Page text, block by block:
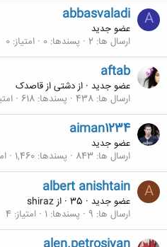
A
abbasvaladi
عضو جدید
ارسال ها 2 پسندها 0 امتیاز 0
aftab
عضو جدید · ازدشتی از قاصدک
ارسال ها 438 پسندها 618
aiman1234
عضو جدید
ارسال ها 843 پسندها 1,460
A
albert anishtain
عضو جدید ·
· ازshiraz
ارسال ها 9 پسندها 1 امتیاز 4